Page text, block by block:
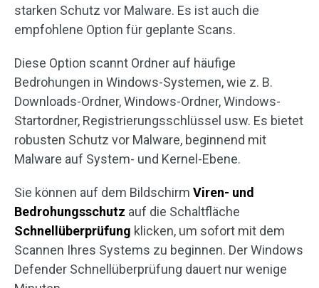
starken Schutz vor Malware. Es ist auch die
empfohlene Option für geplante Scans.
Diese Option scannt Ordner auf häufige
Bedrohungen in Windows-Systemen, wie z. B.
Downloads-Ordner, Windows-Ordner, Windows-
Startordner, Registrierungsschlüssel usw. Es bietet
robusten Schutz vor Malware, beginnend mit
Malware auf System- und Kernel-Ebene.
Sie können auf dem Bildschirm Viren- und
Bedrohungsschutz auf die Schaltfläche
Schnellüberprüfung klicken, um sofort mit dem
Scannen Ihres Systems zu beginnen. Der Windows
Defender Schnellüberprüfung dauert nur wenige